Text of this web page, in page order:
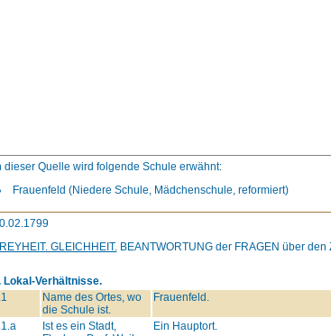
dieser Quelle wird folgende Schule erwähnt:
Frauenfeld (Niedere Schule, Mädchenschule, reformiert)
GLEICHHEIT. BEANTWORTUNG der FRAGEN über den
Lokal-Verhältnisse.
Name des Ortes, wo
die Schule ist.
Frauenfeld.
Ist es ein Stadt,
Ein Hauptort.